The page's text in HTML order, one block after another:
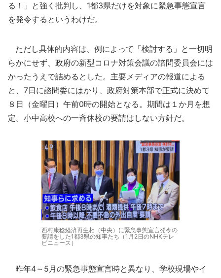
る！」と強く批判し、1都3県だけを対象に緊急事態宣言
を発令するというわけだ。
ただし具体的内容は、例によって「検討する」と一切明
らかにせず、政府の新型コロナ対策会議の諮問委員会には
かったうえで詰めるとした。主要メディアの報道による
と、7日に諮問委にはかり、政府対策本部で正式に決めて
８日（金曜日）午前0時の開始となる。期間は１か月を想
定。小中高校への一斉休校の要請はしない方針だ。
西村康稔経済再生相（中央）に緊急事態宣言発令の
要請をした1都3県の知事たち（1月2日のNHKテレ
ビニュース）
昨年4～5月の緊急事態宣言時と異なり、学校現場やイ